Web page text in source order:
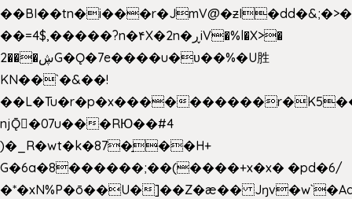
��=4$,�����?n�۴X�2n�ڕiV�%l�X>�
2���ڜG�Ǫ�7e����u�υ��%�U胜
KN��`�&��!
��L�Tu�r�p�x����
njǬ�07u���RЮ��#4
)�_R�wt�k�87�̠��H+
G�6a�8������;��(����+x�x� �pd�6/
�*�xN%P�ō��U�]��Z�æ��